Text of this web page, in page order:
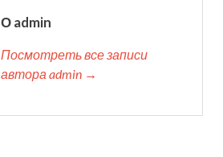
О admin
Посмотреть все записи
автора admin →